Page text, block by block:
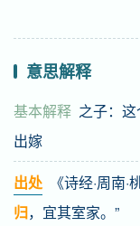
意思解释
基本解释 之子：
出嫁
出处
《诗经·周南
归，宜其室家。”